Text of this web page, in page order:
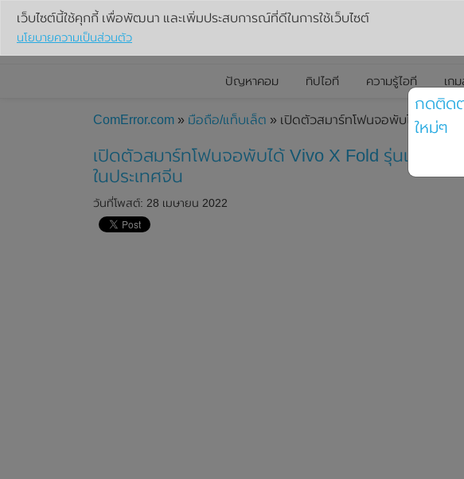
ปัญหาคอม ทิปไอที ความรู้ไอที เก
ComError.com » มือถือ/แท็บเล็ต » เปิดตัวสมาร์ทโฟนจอพับได้ Vivo X
เปิดตัวสมาร์ทโฟนจอพับได้ Vivo X Fold รุ่นแรกขอ
ในประเทศจีน
วันที่โพสต์: 28 เมษายน 2022
เว็บไซต์นี้ใช้คุกกี้ เพื่อพัฒนา และเพิ่มประสบการณ์ที่ดีในการใช้เว็บไซต์
นโยบายความเป็นส่วนตัว
กดติดต
ใหม่ๆ